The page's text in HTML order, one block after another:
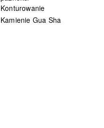
Konturowanie
Kamienie Gua Sha